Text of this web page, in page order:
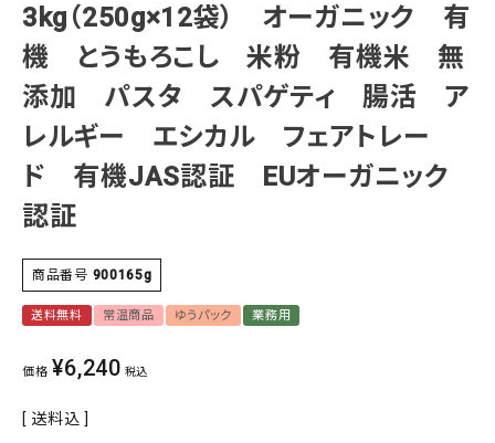
3kg（250g×12袋） オーガニック 有
機 とうもろこし 米粉 有機米 無
添加 パスタ スパゲティ 腸活 ア
レルギー エシカル フェアトレー
ド 有機JAS認証 EUオーガニック
認証
商品番号 900165g
送料無料 常温商品 ゆうパック 業務用
価格 ¥6,240 税込
送料込